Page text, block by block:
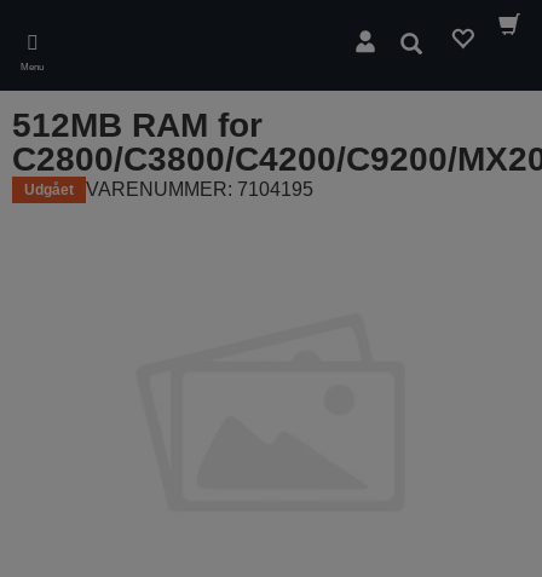
main
content
Menu
Søg
512MB RAM for
C2800/C3800/C4200/C9200/
Udgået VARENUMMER: 7104195